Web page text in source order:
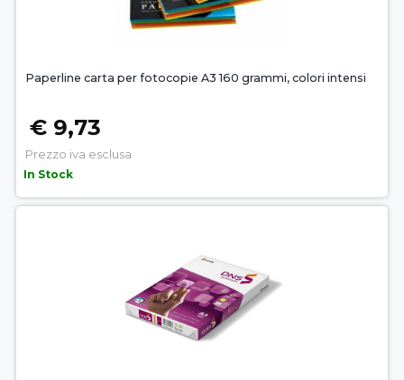
Paperline carta per fotocopie A3 160 grammi, colori intensi
€ 9,73
Prezzo iva esclusa
In Stock